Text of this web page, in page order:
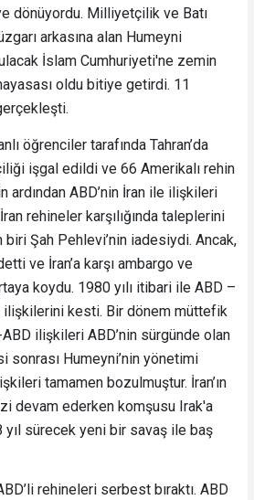
dönüyordu. Milliyetçilik ve Batı
arkasına alan Humeyni
İslam Cumhuriyeti'ne zemin
oldu bitiye getirdi. 11
öğrenciler tarafında Tahran’da
işgal edildi ve 66 Amerikalı rehin
ardından ABD’nin İran ile ilişkileri
rehineler karşılığında taleplerini
Şah Pehlevi’nin iadesiydi. Ancak,
ve İran’a karşı ambargo ve
koydu. 1980 yılı itibari ile ABD –
ilişkilerini kesti. Bir dönem müttefik
ilişkileri ABD’nin sürgünde olan
sonrası Humeyni’nin yönetimi
tamamen bozulmuştur. İran’ın
devam ederken komşusu Irak'a
yıl sürecek yeni bir savaş ile baş
rehineleri serbest bıraktı. ABD